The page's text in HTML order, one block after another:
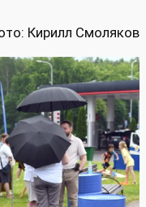
Кирилл Смоляков